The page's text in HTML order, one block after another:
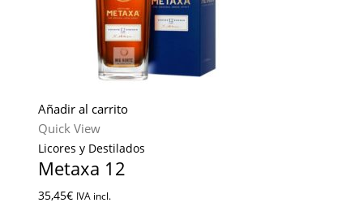
Añadir al carrito
Quick View
Licores y Destilados
Metaxa 12
35,45€ IVA incl.